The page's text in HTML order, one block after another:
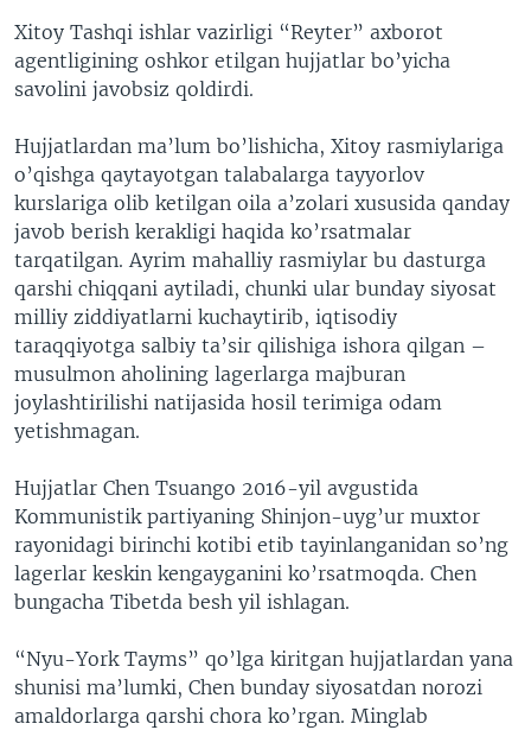
Xitoy Tashqi ishlar vazirligi “Reyter” axborot
agentligining oshkor etilgan hujjatlar bo’yicha
savolini javobsiz qoldirdi.
Hujjatlardan ma’lum bo’lishicha, Xitoy rasmiylariga
o’qishga qaytayotgan talabalarga tayyorlov
kurslariga olib ketilgan oila a’zolari xususida qanday
javob berish kerakligi haqida ko’rsatmalar
tarqatilgan. Ayrim mahalliy rasmiylar bu dasturga
qarshi chiqqani aytiladi, chunki ular bunday siyosat
milliy ziddiyatlarni kuchaytirib, iqtisodiy
taraqqiyotga salbiy ta’sir qilishiga ishora qilgan –
musulmon aholining lagerlarga majburan
joylashtirilishi natijasida hosil terimiga odam
yetishmagan.
Hujjatlar Chen Tsuango 2016-yil avgustida
Kommunistik partiyaning Shinjon-uyg’ur muxtor
rayonidagi birinchi kotibi etib tayinlanganidan so’ng
lagerlar keskin kengayganini ko’rsatmoqda. Chen
bungacha Tibetda besh yil ishlagan.
“Nyu-York Tayms” qo’lga kiritgan hujjatlardan yana
shunisi ma’lumki, Chen bunday siyosatdan norozi
amaldorlarga qarshi chora ko’rgan. Minglab